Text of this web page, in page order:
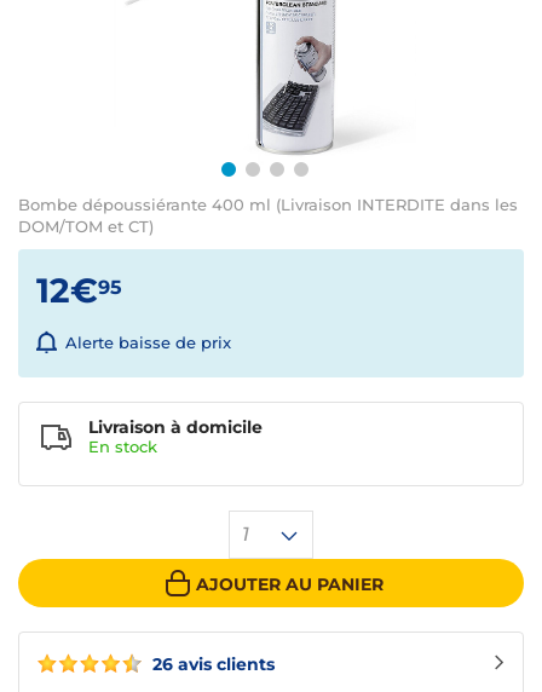
Bombe dépoussiérante 400 ml (Livraison INTERDITE dans les
DOM/TOM et CT)
26 avis clients
12€95
Alerte baisse de prix
1
AJOUTER AU PANIER
Livraison à domicile
En stock